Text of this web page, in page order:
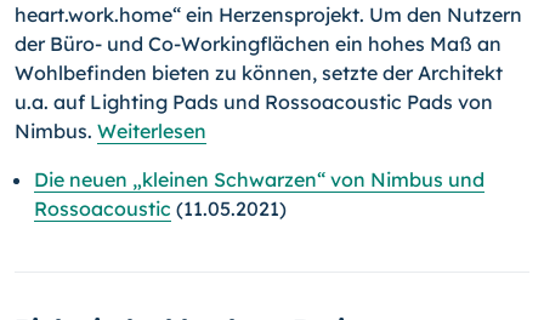
heart.work.home“ ein Her­zens­projekt. Um den Nutzern
der Büro- und Co-Workingflächen ein hohes Maß an
Wohl­be­fin­den bieten zu können, setzte der Architekt
u.a. auf Lighting Pads und Rossoacoustic Pads von
Nimbus. Weiterlesen
Die neuen „kleinen Schwarzen“ von Nimbus und
Rossoacoustic (11.05.2021)